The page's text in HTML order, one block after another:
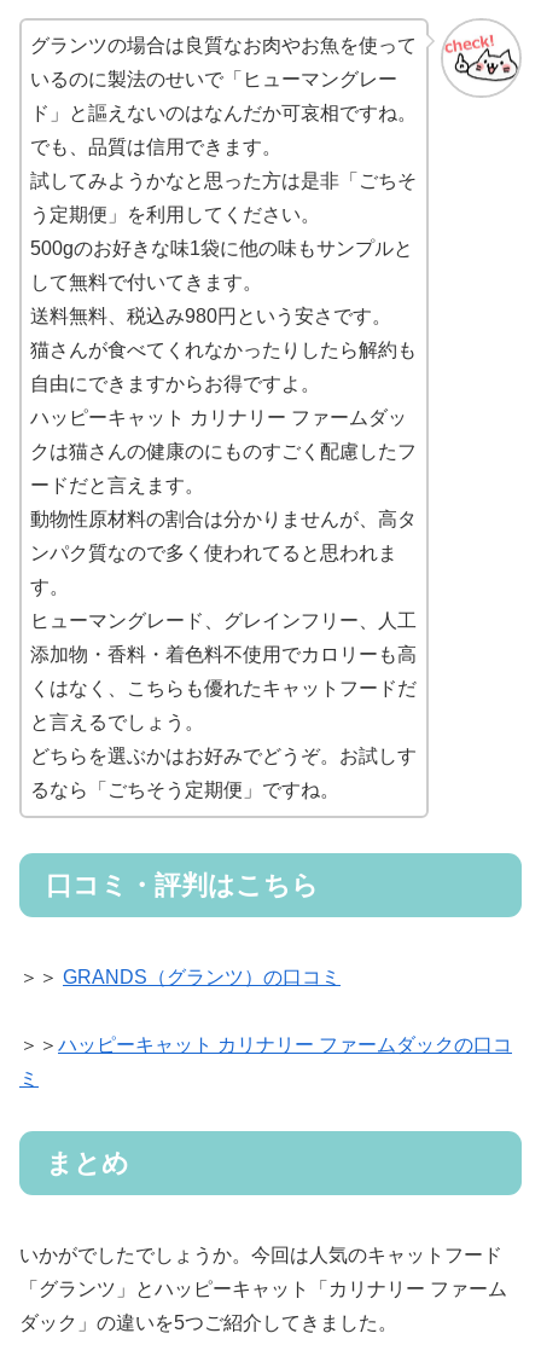
グランツの場合は良質なお肉やお魚を使って
いるのに製法のせいで「ヒューマングレー
ド」と謳えないのはなんだか可哀相ですね。
でも、品質は信用できます。
試してみようかなと思った方は是非「ごちそ
う定期便」を利用してください。
500gのお好きな味1袋に他の味もサンプルと
して無料で付いてきます。
送料無料、税込み980円という安さです。
猫さんが食べてくれなかったりしたら解約も
自由にできますからお得ですよ。
ハッピーキャット カリナリー ファームダッ
クは猫さんの健康のにものすごく配慮したフ
ードだと言えます。
動物性原材料の割合は分かりませんが、高タ
ンパク質なので多く使われてると思われま
す。
ヒューマングレード、グレインフリー、人工
添加物・香料・着色料不使用でカロリーも高
くはなく、こちらも優れたキャットフードだ
と言えるでしょう。
どちらを選ぶかはお好みでどうぞ。お試しす
るなら「ごちそう定期便」ですね。
口コミ・評判はこちら
＞＞ GRANDS（グランツ）の口コミ
＞＞ ハッピーキャット カリナリー ファームダックの口コ
ミ
まとめ
いかがでしたでしょうか。今回は人気のキャットフード
「グランツ」とハッピーキャット「カリナリー ファーム
ダック」の違いを5つご紹介してきました。